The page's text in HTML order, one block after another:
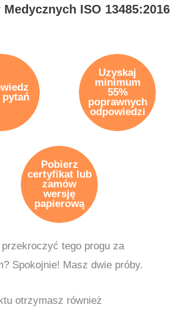
ISO 13485:2016
pytań
Uzyskaj
minimum
55%
poprawnych
odpowiedzi
Pobierz
certyfikat lub
zamów
wersję
papierową
przekroczyć tego progu za
Spokojnie! Masz dwie próby.
otrzymasz również